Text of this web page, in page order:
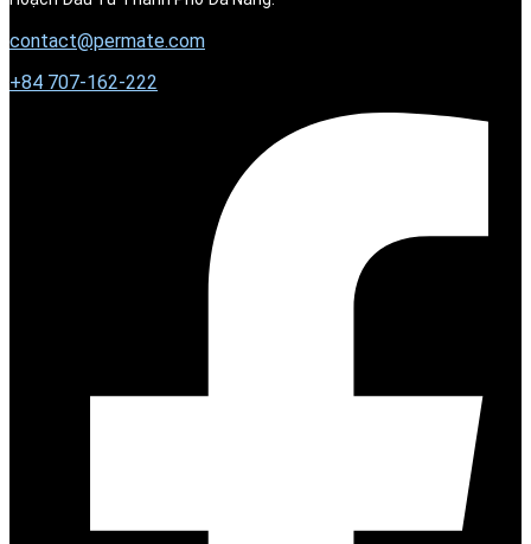
contact@permate.com
+84 707-162-222